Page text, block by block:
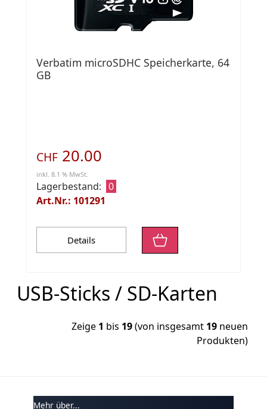
Verbatim microSDHC Speicherkarte, 64
GB
CHF 20.00
inkl. 8.1 % MwSt.
Lagerbestand: 0
Art.Nr.: 101291
Details
USB-Sticks / SD-Karten
Zeige 1 bis 19(von insgesamt 19 neuen
Produkten)
Mehr über...